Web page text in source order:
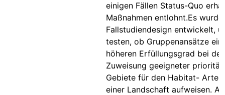
einigen Fällen Status-Quo
Maßnahmen entlohnt.Es wurde
Fallstudiendesign entwickelt,
testen, ob Gruppenansätze
höheren Erfüllungsgrad bei der
Zuweisung geeigneter
Gebiete für den Habitat-
einer Landschaft aufweisen.